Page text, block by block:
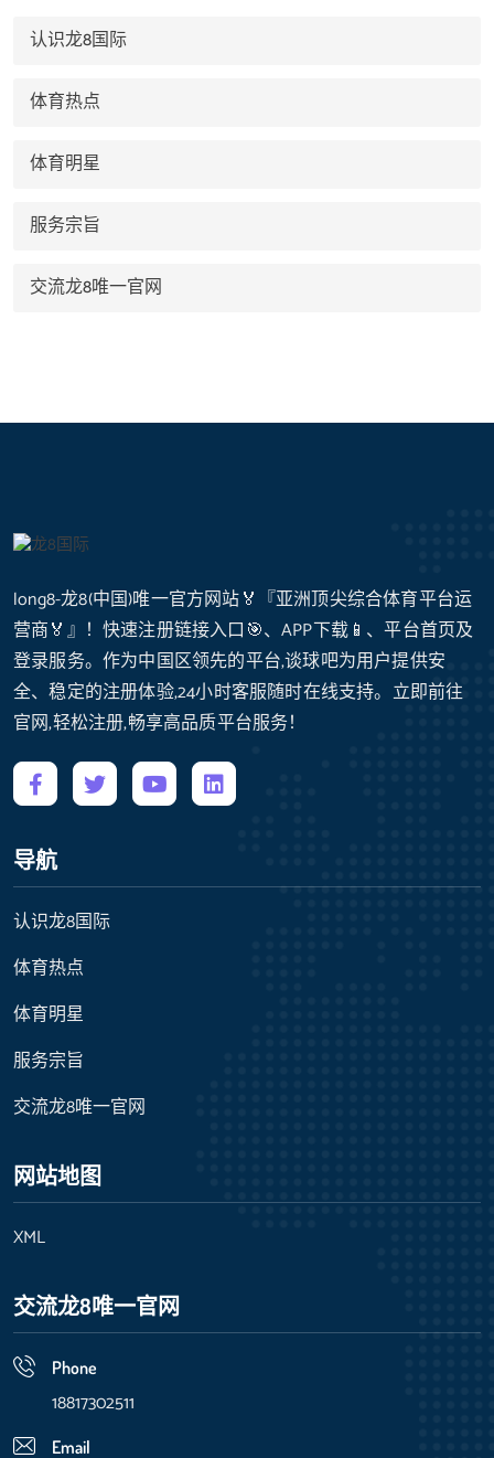
认识龙8国际
体育热点
体育明星
服务宗旨
交流龙8唯一官网
long8-龙8(中国)唯一官方网站🏅『亚洲顶尖综合体育平台运
营商🏅』！快速注册链接入口🎯、APP下载📱、平台首页及
登录服务。作为中国区领先的平台,谈球吧为用户提供安
全、稳定的注册体验,24小时客服随时在线支持。立即前往
官网,轻松注册,畅享高品质平台服务！
导航
认识龙8国际
体育热点
体育明星
服务宗旨
交流龙8唯一官网
网站地图
XML
交流龙8唯一官网
Phone
18817302511
Email